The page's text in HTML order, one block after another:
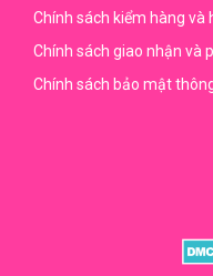
Chính sách kiểm hàng và
Chính sách giao nhận và
Chính sách bảo mật